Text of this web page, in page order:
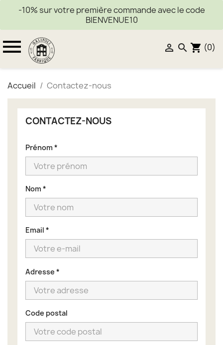
-10% sur votre première commande avec le code
BIENVENUE10
   shopping_cart (0)
Accueil Contactez-nous
CONTACTEZ-NOUS
Prénom *
Nom *
Email *
Adresse *
Code postal